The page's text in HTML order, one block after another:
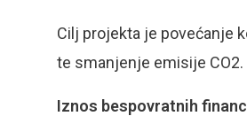
Cilj projekta je povećanje
te smanjenje emisije CO2.
Iznos bespovratnih